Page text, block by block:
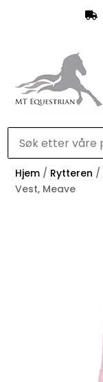

Hjem / Rytteren /
Vest, Meave